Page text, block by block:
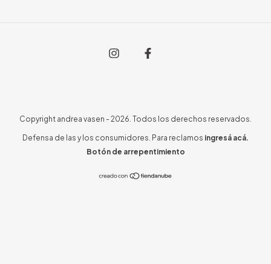
Copyright andrea vasen - 2026. Todos los derechos reservados.
Defensa de las y los consumidores. Para reclamos ingresá acá.
Botón de arrepentimiento